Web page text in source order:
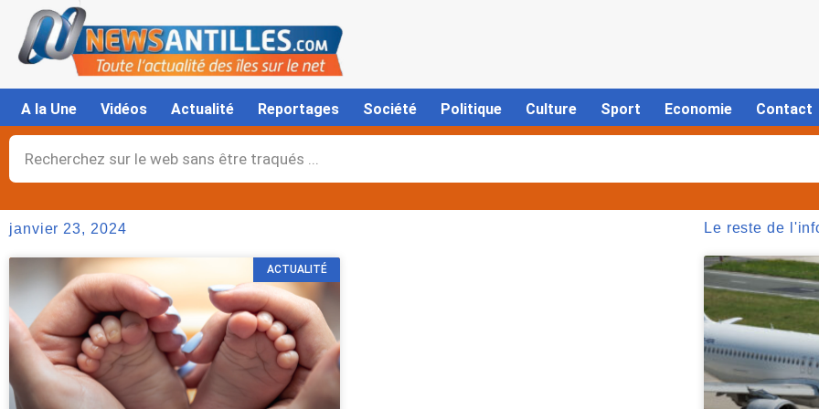
contenu
A la Une Vidéos Actualité Reportages Société Politique Culture Sport Economie Contact
Rechercher
janvier 23, 2024
ACTUALITÉ
Le reste de